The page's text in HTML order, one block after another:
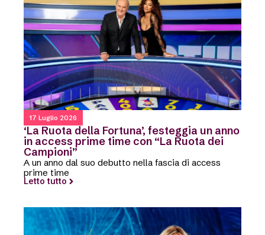
17 Luglio 2026
‘La Ruota della Fortuna’, festeggia un anno
in access prime time con “La Ruota dei
Campioni”
A un anno dal suo debutto nella fascia di access
prime time
Letto tutto